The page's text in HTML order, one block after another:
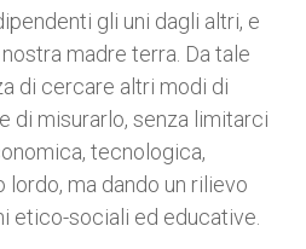
gli uni dagli altri, e
madre terra. Da tale
di cercare altri modi di
di misurarlo, senza limitarci
tecnologica,
ma dando un rilievo
etico-sociali ed educative.